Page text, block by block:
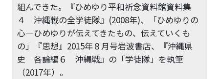
組んできた。『ひめゆり平和祈念資料館資料集
４ 沖縄戦の全学徒隊』(2008年)、「ひめゆりの
心―ひめゆりが伝えてきたもの、伝えていくも
の」『思想』2015年８月号岩波書店、『沖縄県
史 各論編６ 沖縄戦』の「学徒隊」を執筆
（2017年）。